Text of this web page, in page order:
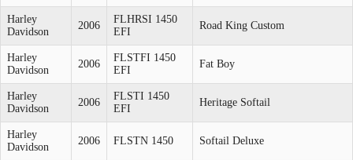
Harley
Davidson
2006
FLHRSI 1450
EFI
Road King Custom
Harley
Davidson
2006
FLSTFI 1450
EFI
Fat Boy
Harley
Davidson
2006
FLSTI 1450
EFI
Heritage Softail
Harley
Davidson
2006 FLSTN 1450 Softail Deluxe